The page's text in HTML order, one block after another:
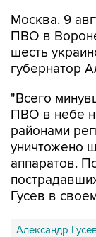
Москва. 9
ПВО в
шесть
губернатор
"Всего
ПВО в небе
районами
уничтожено
аппаратов.
Гусев в
Александр